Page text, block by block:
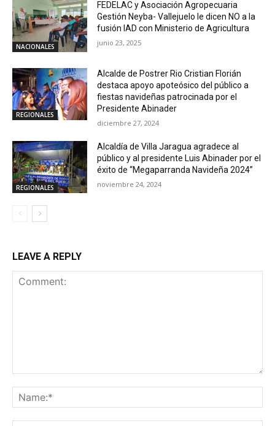
NACIONALES
FEDELAC y Asociación Agropecuaria
Gestión Neyba- Vallejuelo le dicen NO a la
fusión IAD con Ministerio de Agricultura
junio 23, 2025
REGIONALES
Alcalde de Postrer Rio Cristian Florián
destaca apoyo apoteósico del público a
fiestas navideñas patrocinada por el
Presidente Abinader
diciembre 27, 2024
REGIONALES
Alcaldía de Villa Jaragua agradece al
público y al presidente Luis Abinader por el
éxito de “Megaparranda Navideña 2024”
noviembre 24, 2024
LEAVE A REPLY